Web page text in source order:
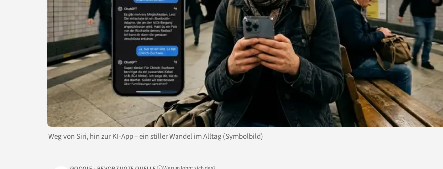
Weg von Siri, hin zur KI-App – ein stiller Wandel im Alltag (Symbolbild)